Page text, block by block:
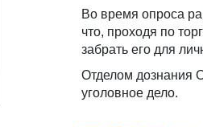
Во время опроса
что, проходя по
забрать его для
Отделом дознания
уголовное дело.